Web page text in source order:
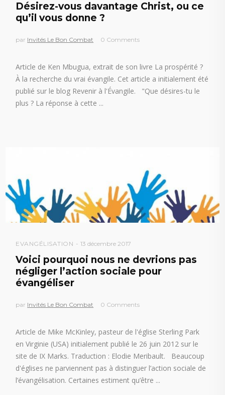
Désirez-vous davantage Christ, ou ce
qu’il vous donne ?
par Invités Le Bon Combat 0 Comments
Article de Ken Mbugua, extrait de son livre La prospérité ?
À la recherche du vrai évangile. Cet article a initialement été
publié sur le blog Revenir à l'Évangile. "Que désires-tu le
plus ? La réponse à cette
EVANGÉLISATION 13 décembre 2017
Voici pourquoi nous ne devrions pas
négliger l’action sociale pour
évangéliser
par Invités Le Bon Combat 0 Comments
Article de Mike McKinley, pasteur de l'église Sterling Park
en Virginie (USA) initialement publié le 26 juin 2012 sur le
site de IX Marks. Traduction : Elodie Meribault. Beaucoup
d'églises ne parviennent pas à distinguer l’action sociale de
l’évangélisation. Certaines estiment qu’être